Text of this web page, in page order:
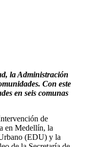
la Administración
Con este
en seis comunas
de
en Medellín, la
(EDU) y la